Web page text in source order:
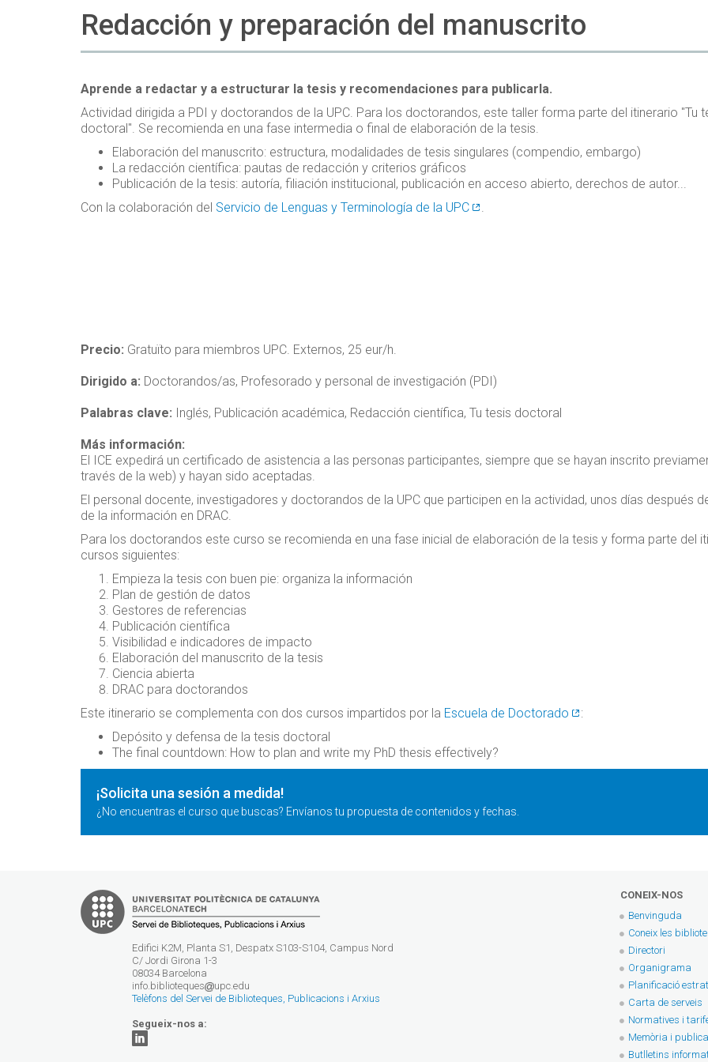
Redacción y preparación del manuscrito
Aprende a redactar y a estructurar la tesis y recomendaciones para publicarla.
Actividad dirigida a PDI y doctorandos de la UPC. Para los doctorandos, este taller forma parte del itinerario "Tu
doctoral". Se recomienda en una fase intermedia o final de elaboración de la tesis.
Elaboración del manuscrito: estructura, modalidades de tesis singulares (compendio, embargo)
La redacción científica: pautas de redacción y criterios gráficos
Publicación de la tesis: autoría, filiación institucional, publicación en acceso abierto, derechos de autor...
Con la colaboración del Servicio de Lenguas y Terminología de la UPC .
Precio: Gratuïto para miembros UPC. Externos, 25 eur/h.
Dirigido a: Doctorandos/as, Profesorado y personal de investigación (PDI)
Palabras clave: Inglés, Publicación académica, Redacción científica, Tu tesis doctoral
Más información:
El ICE expedirá un certificado de asistencia a las personas participantes, siempre que se hayan inscrito
través de la web) y hayan sido aceptadas.
El personal docente, investigadores y doctorandos de la UPC que participen en la actividad, unos días después
de la información en DRAC.
Para los doctorandos este curso se recomienda en una fase inicial de elaboración de la tesis y forma parte del
cursos siguientes:
Empieza la tesis con buen pie: organiza la información
Plan de gestión de datos
Gestores de referencias
Publicación científica
Visibilidad e indicadores de impacto
Elaboración del manuscrito de la tesis
Ciencia abierta
DRAC para doctorandos
Este itinerario se complementa con dos cursos impartidos por la Escuela de Doctorado
:
Depósito y defensa de la tesis doctoral
The final countdown: How to plan and write my PhD thesis effectively?
¡Solicita una sesión a medida!
¿No encuentras el curso que buscas? Envíanos tu propuesta de contenidos y fechas.
Edifici K2M, Planta S1, Despatx S103-S104, Campus Nord
C/ Jordi Girona 1-3
08034 Barcelona
info.biblioteques
upc.edu
Telèfons del Servei de Biblioteques, Publicacions i Arxius
Segueix-nos a:
CONEIX-NOS
Benvinguda
Coneix les
Directori
Organigrama
Planificació
Carta de serveis
Normatives i
Memòria i
Butlletins